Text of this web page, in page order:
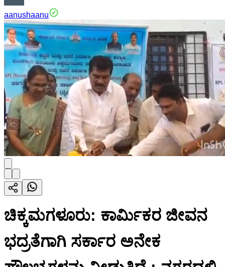
aanushaanu
ಚಿಕ್ಕಮಗಳೂರು: ಕಾರ್ಮಿಕರ ಜೀವನ
ಭದ್ರತೆಗಾಗಿ ಸರ್ಕಾರ ಅನೇಕ